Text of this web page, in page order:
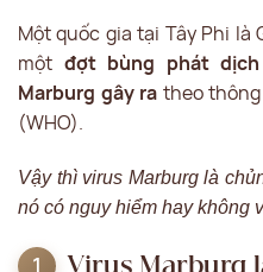
Một quốc gia tại Tây Phi là
một đợt bùng phát
Marburg gây ra theo
(WHO).
Vậy thì virus Marburg là
nó có nguy hiểm hay không
Virus Marburg